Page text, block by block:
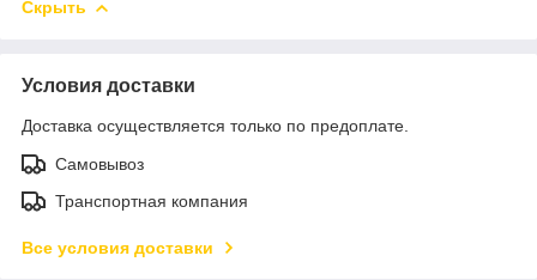
Скрыть
Условия доставки
Доставка осуществляется только по предоплате.
Самовывоз
Транспортная компания
Все условия доставки